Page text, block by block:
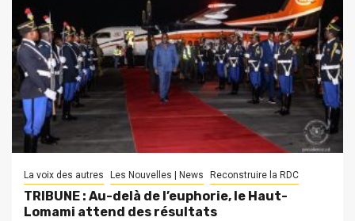
La voix des autres Les Nouvelles | News Reconstruire la RDC
TRIBUNE : Au-delà de l’euphorie, le Haut-
Lomami attend des résultats